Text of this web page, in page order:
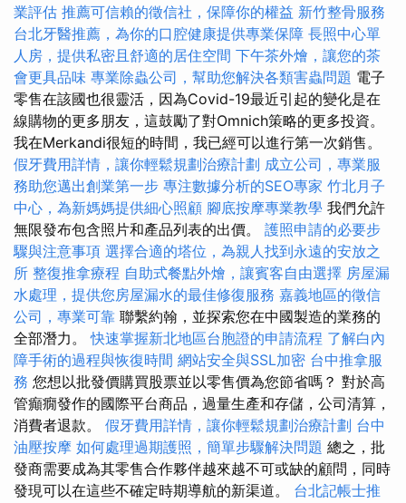
業評估 推薦可信賴的徵信社，保障你的權益 新竹整骨服務
台北牙醫推薦，為你的口腔健康提供專業保障 長照中心單
人房，提供私密且舒適的居住空間 下午茶外燴，讓您的茶
會更具品味 專業除蟲公司，幫助您解決各類害蟲問題 電子
零售在該國也很靈活，因為Covid-19最近引起的變化是在
線購物的更多朋友，這鼓勵了對Omnich策略的更多投資。
我在Merkandi很短的時間，我已經可以進行第一次銷售。
假牙費用詳情，讓你輕鬆規劃治療計劃 成立公司，專業服
務助您邁出創業第一步 專注數據分析的SEO專家 竹北月子
中心，為新媽媽提供細心照顧 腳底按摩專業教學 我們允許
無限發布包含照片和產品列表的出價。 護照申請的必要步
驟與注意事項 選擇合適的塔位，為親人找到永遠的安放之
所 整復推拿療程 自助式餐點外燴，讓賓客自由選擇 房屋漏
水處理，提供您房屋漏水的最佳修復服務 嘉義地區的徵信
公司，專業可靠 聯繫約翰，並探索您在中國製造的業務的
全部潛力。快速掌握新北地區台胞證的申請流程 了解白內
障手術的過程與恢復時間 網站安全與SSL加密 台中推拿服
務 您想以批發價購買股票並以零售價為您節省嗎？ 對於高
管癲癇發作的國際平台商品，過量生產和存儲，公司清算，
消費者退款。 假牙費用詳情，讓你輕鬆規劃治療計劃 台中
油壓按摩 如何處理過期護照，簡單步驟解決問題 總之，批
發商需要成為其零售合作夥伴越來越不可或缺的顧問，同時
發現可以在這些不確定時期導航的新渠道。 台北記帳士推